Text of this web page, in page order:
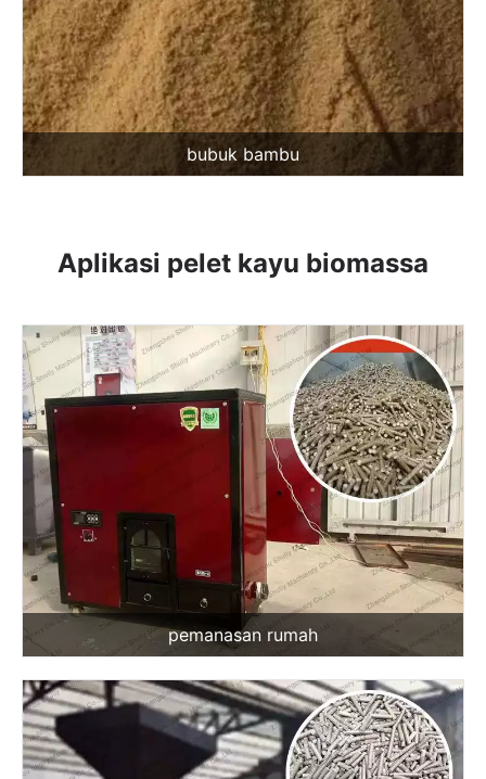
bubuk bambu
Aplikasi pelet kayu biomassa
pemanasan rumah